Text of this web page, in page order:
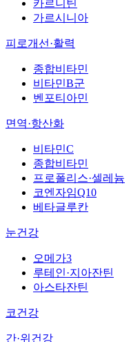
카르니틴
가르시니아
피로개선·활력
종합비타민
비타민B군
벤포티아민
면역·항산화
비타민C
종합비타민
프로폴리스·셀레늄
코엔자임Q10
베타글루칸
눈건강
오메가3
루테인·지아잔틴
아스타잔틴
코건강
간·위건강